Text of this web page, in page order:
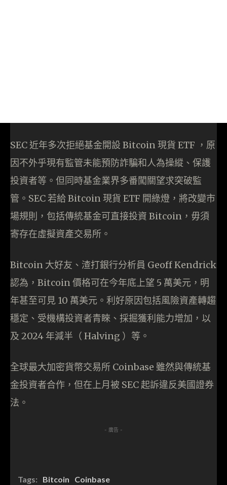
SEC 近年多次拒絕基金開設 Bitcoin 現貨 ETF ，原
因不外乎現有監管未能預防詐騙和人為操縱、保護
投資者等。但同時基金業界多番闖關望求突破監
管。SEC 若給 Bitcoin 現貨 ETF 開綠燈，將改變市
場規則，包括傳統基金可直接投資 Bitcoin，毋須
寄存在虛擬資產交易所。
Bitcoin 大好友、渣打銀行分析員 Geoff Kendrick
認為，Bitcoin 價格可在今年底上望 5 萬美元，明
年甚至可見 10 萬美元。利好原因包括風險資產轉趨
穩定、受機構投資者青睞、採掘獲利能力增加，以
及 2024 年減半（ Halving ）等。
全球最大加密貨幣交易所 Coinbase 雖然與傳統基
金投資者合作，但在上月被 SEC 起訴違反美國證券
法。
- 廣告 -
Tags: Bitcoin Coinbase